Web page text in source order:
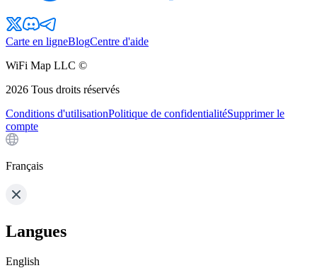
Carte en ligneBlogCentre d'aide
WiFi Map LLC ©
2026 Tous droits réservés
Conditions d'utilisationPolitique de confidentialitéSupprimer le
compte
Français
Langues
English